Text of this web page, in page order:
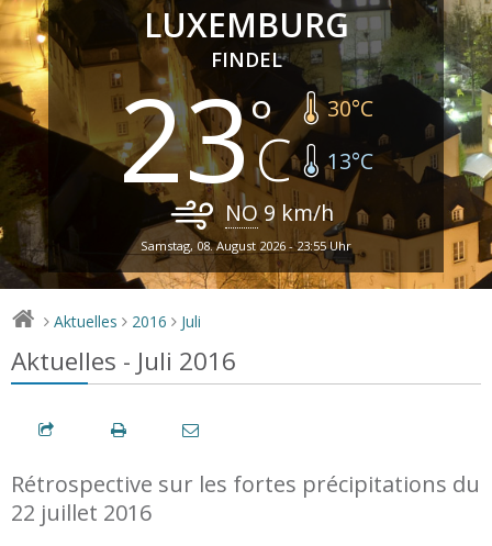
LUXEMBURG
FINDEL
23 30°C
13°C
NO9 km/h
Samstag, 08. August 2026 - 23:55 Uhr
> Aktuelles > 2016 > Juli
Aktuelles - Juli 2016
Rétrospective sur les fortes précipitations du
22 juillet 2016